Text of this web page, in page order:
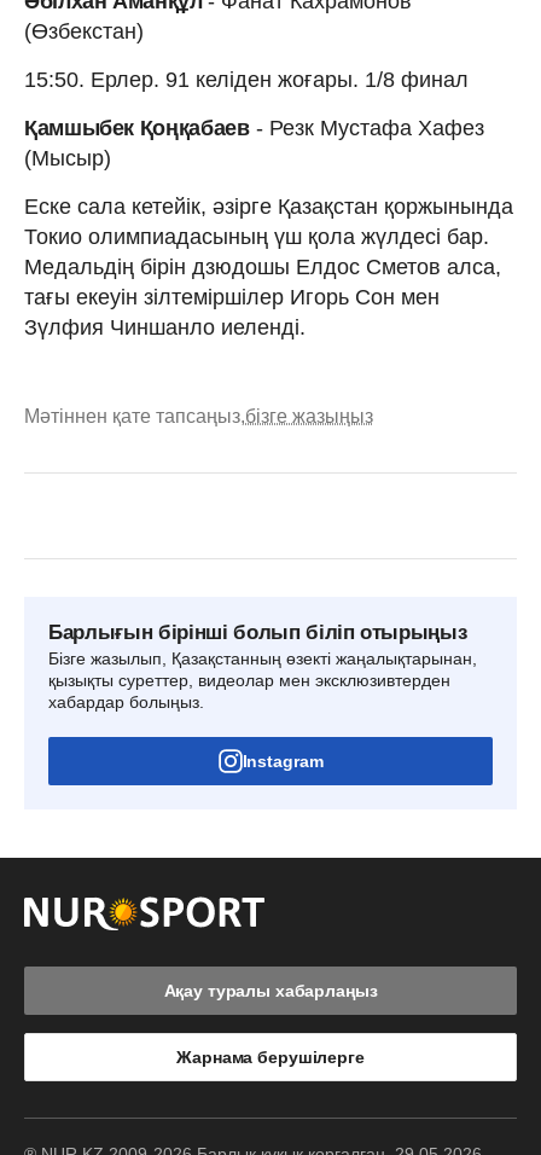
(Өзбекстан)
15:50. Ерлер. 91 келіден жоғары. 1/8 финал
Қамшыбек Қоңқабаев- Резк Мустафа Хафез
(Мысыр)
Еске сала кетейік, әзірге Қазақстан қоржынында
Токио олимпиадасының үш қола жүлдесі бар.
Медальдің бірін дзюдошы Елдос Сметов алса,
тағы екеуін зілтеміршілер Игорь Сон мен
Зүлфия Чиншанло иеленді.
Мәтіннен қате тапсаңыз,бізге жазыңыз
Барлығын бірінші болып біліп отырыңыз
Бізге жазылып, Қазақстанның өзекті жаңалықтарынан,
қызықты суреттер, видеолар мен эксклюзивтерден
хабардар болыңыз.
Instagram
Ақау туралы хабарлаңыз
Жарнама берушілерге